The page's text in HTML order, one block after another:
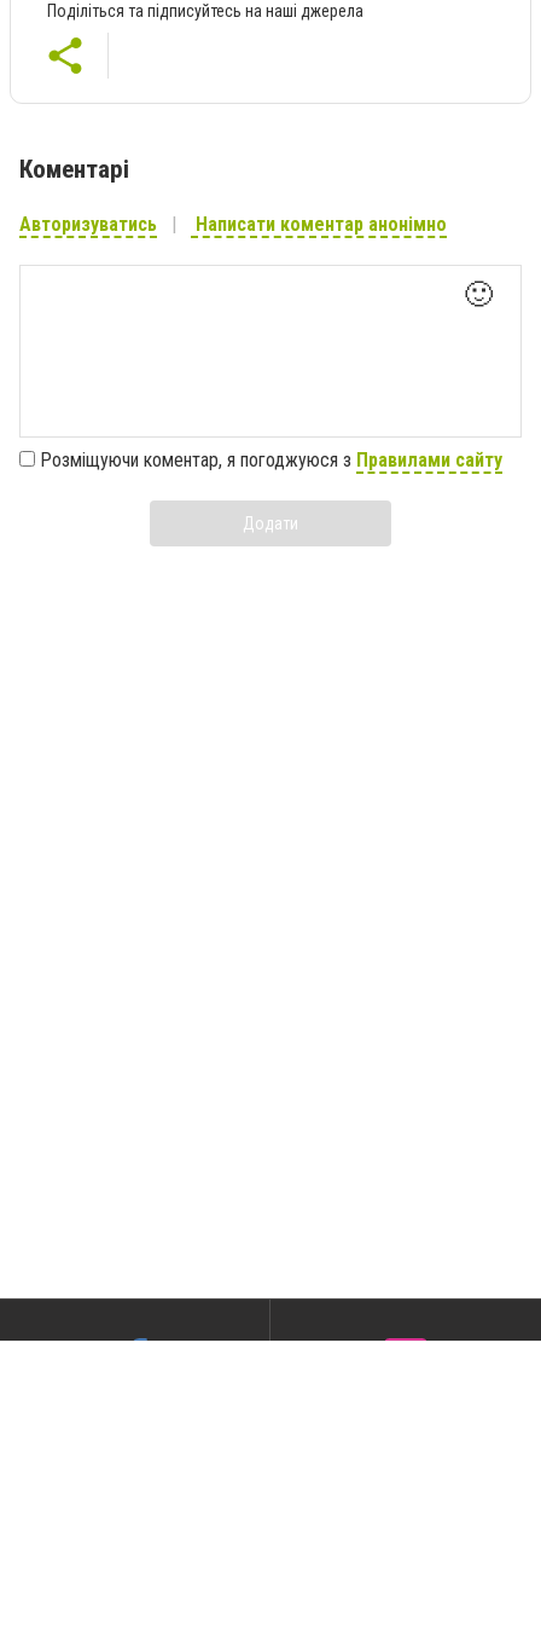
Поділіться та підписуйтесь на наші джерела
Коментарі
Авторизуватись Написати коментар анонімно
🙂
Розміщуючи коментар, я погоджуюся з Правилами сайту
Додати